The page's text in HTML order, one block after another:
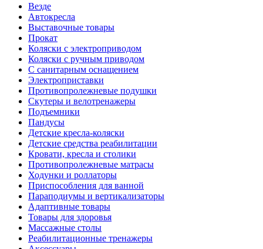
Везде
Автокресла
Выставочные товары
Прокат
Коляски с электроприводом
Коляски с ручным приводом
С санитарным оснащением
Электроприставки
Противопролежневые подушки
Скутеры и велотренажеры
Подъемники
Пандусы
Детские кресла-коляски
Детские средства реабилитации
Кровати, кресла и столики
Противопролежневые матрасы
Ходунки и роллаторы
Приспособления для ванной
Параподиумы и вертикализаторы
Адаптивные товары
Товары для здоровья
Массажные столы
Реабилитационные тренажеры